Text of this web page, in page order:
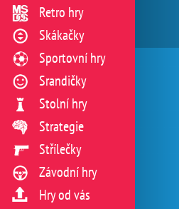
Retro hry
Skákačky
Sportovní hry
Srandičky
Stolní hry
Strategie
Střílečky
Závodní hry
Hry od vás